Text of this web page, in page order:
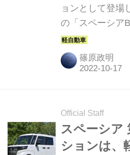
ョンとして登場
の「スペーシア
勝手を試すべく
含めて試乗して
篠原政明
Official Staff
スペーシア
ションは、